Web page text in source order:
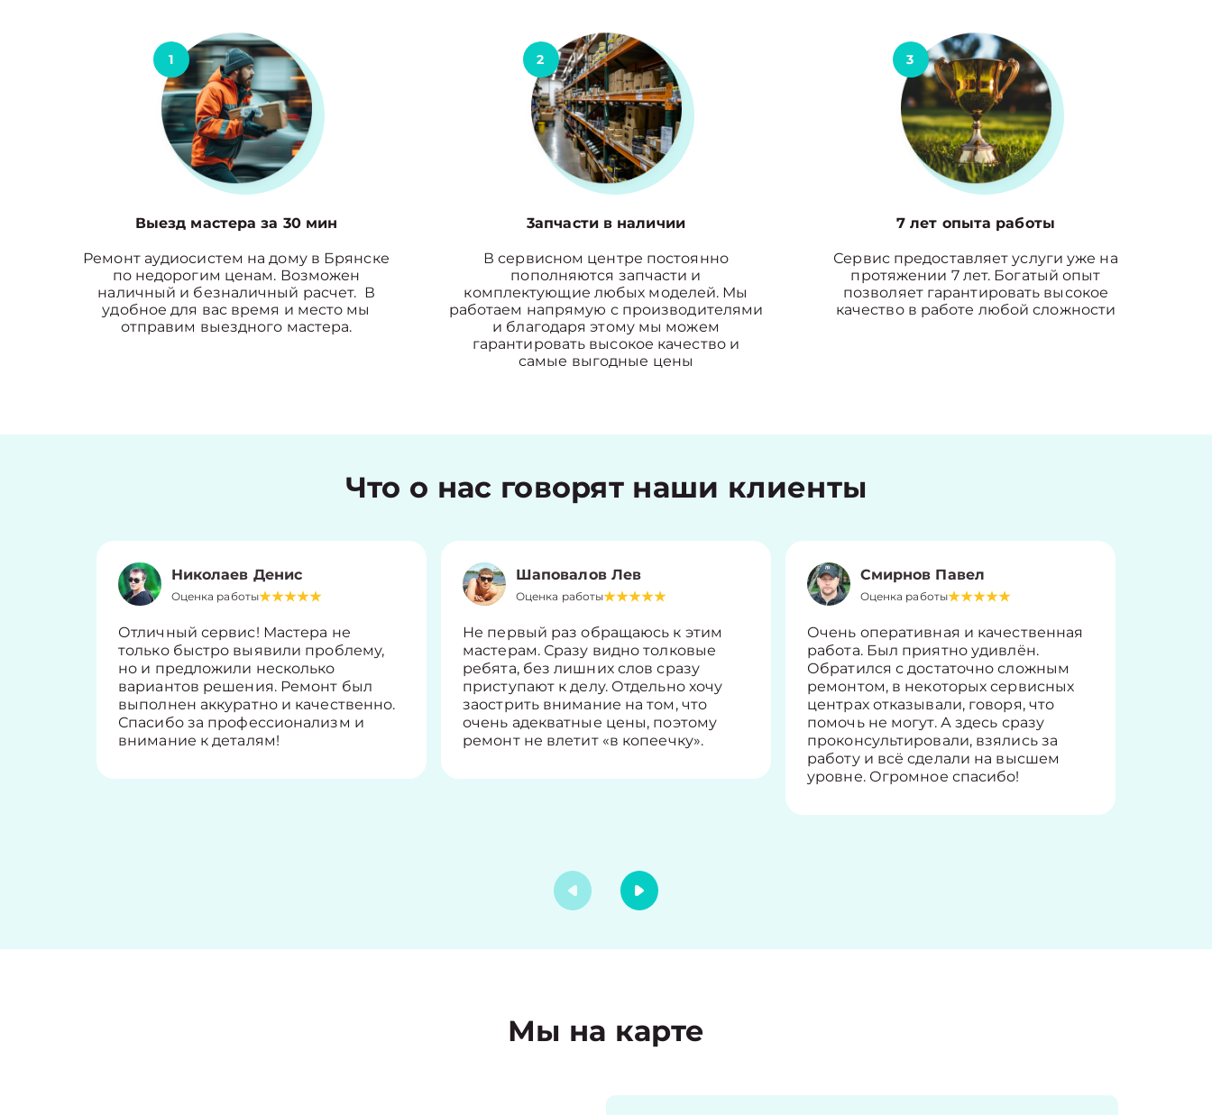
1
Выезд мастера за 30 мин
Ремонт аудиосистем на дому в Брянске
по недорогим ценам. Возможен
наличный и безналичный расчет. В
удобное для вас время и место мы
отправим выездного мастера.
2
3апчасти в наличии
В сервисном центре постоянно
пополняются запчасти и
комплектующие любых моделей. Мы
работаем напрямую с производителями
и благодаря этому мы можем
гарантировать высокое качество и
самые выгодные цены
3
7 лет опыта работы
Сервис предоставляет услуги уже на
протяжении 7 лет. Богатый опыт
позволяет гарантировать высокое
качество в работе любой сложности
Что о нас говорят наши клиенты
Николаев Денис
Оценка работы
Отличный сервис! Мастера не
только быстро выявили проблему,
но и предложили несколько
вариантов решения. Ремонт был
выполнен аккуратно и качественно.
Спасибо за профессионализм и
внимание к деталям!
Шаповалов Лев
Оценка работы
Не первый раз обращаюсь к этим
мастерам. Сразу видно толковые
ребята, без лишних слов сразу
приступают к делу. Отдельно хочу
заострить внимание на том, что
очень адекватные цены, поэтому
ремонт не влетит «в копеечку».
Смирнов Павел
Оценка работы
Очень оперативная и качественная
работа. Был приятно удивлён.
Обратился с достаточно сложным
ремонтом, в некоторых сервисных
центрах отказывали, говоря, что
помочь не могут. А здесь сразу
проконсультировали, взялись за
работу и всё сделали на высшем
уровне. Огромное спасибо!
Мы на карте